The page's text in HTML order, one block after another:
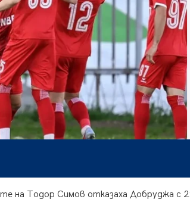
на Тодор Симов отказаха Добруджа с